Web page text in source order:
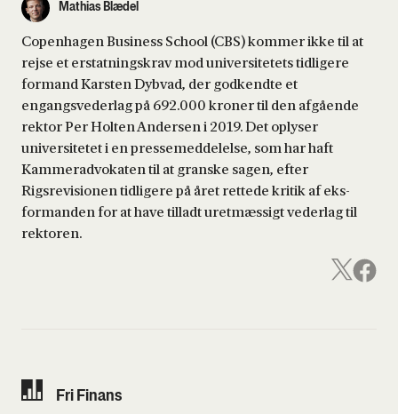
Mathias Blædel
Copenhagen Business School (CBS) kommer ikke til at
rejse et erstatningskrav mod universitetets tidligere
formand Karsten Dybvad, der godkendte et
engangsvederlag på 692.000 kroner til den afgående
rektor Per Holten Andersen i 2019. Det oplyser
universitetet i en pressemeddelelse, som har haft
Kammeradvokaten til at granske sagen, efter
Rigsrevisionen tidligere på året rettede kritik af eks-
formanden for at have tilladt uretmæssigt vederlag til
rektoren.
Fri Finans